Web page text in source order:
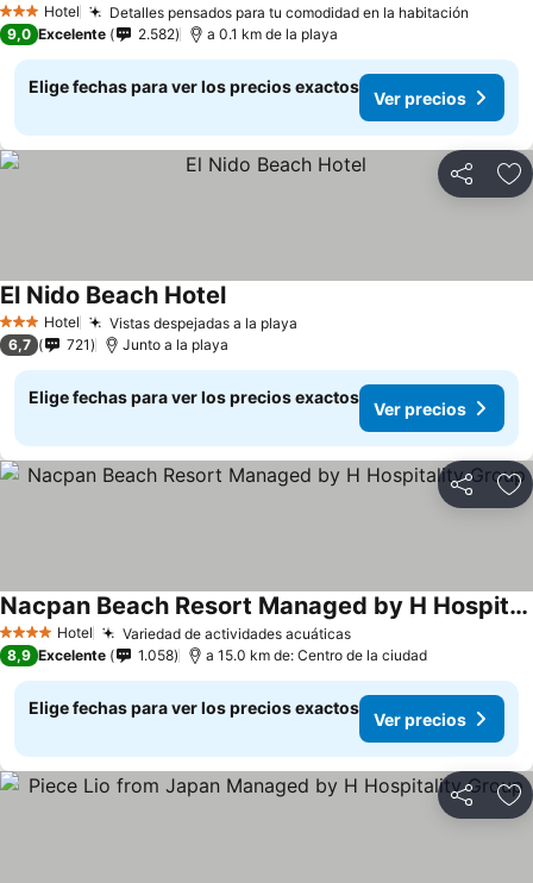
3 Estrellas
Hotel Detalles pensados para tu comodidad en la habitación
9,0 Excelente 2.582 a 0.1 km de la playa
Elige fechas para ver los precios exactos
Ver precios
Compartir
3 Estrellas
Hotel Vistas despejadas a la playa
El Nido Beach Hotel
6,7 721 Junto a la playa
Elige fechas para ver los precios exactos
Ver precios
Compartir
4 EstrellasHotel Variedad de actividades acuáticas
Nacpan Beach Resort Managed by H Hospitality Group
8,9 Excelente 1.058 a 15.0 km de: Centro de la ciudad
Elige fechas para ver los precios exactos
Ver precios
Compartir